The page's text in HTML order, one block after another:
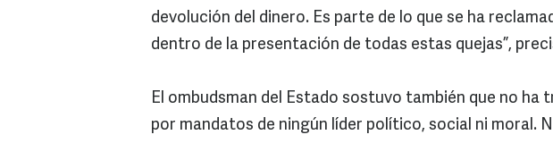
devolución del dinero. Es parte de lo que se ha
dentro de la presentación de todas estas quejas”,
El ombudsman del Estado sostuvo también que no ha
por mandatos de ningún líder político, social ni moral.